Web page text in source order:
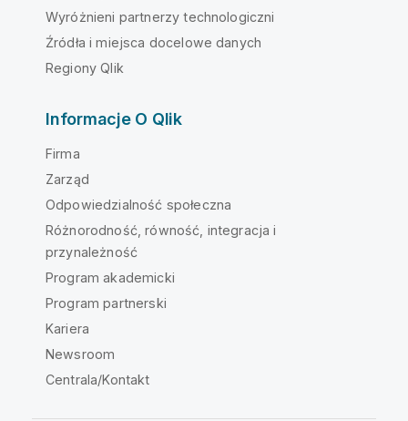
Wyróżnieni partnerzy technologiczni
Źródła i miejsca docelowe danych
Regiony Qlik
Informacje O Qlik
Firma
Zarząd
Odpowiedzialność społeczna
Różnorodność, równość, integracja i
przynależność
Program akademicki
Program partnerski
Kariera
Newsroom
Centrala/Kontakt